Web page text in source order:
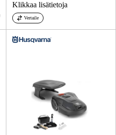
Klikkaa lisätietoja
Vertaile